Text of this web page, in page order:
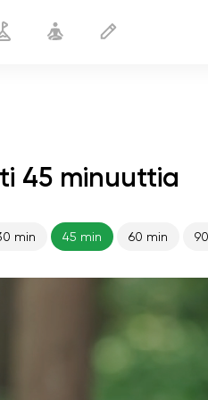
45 minuuttia
min 45 min 60 min